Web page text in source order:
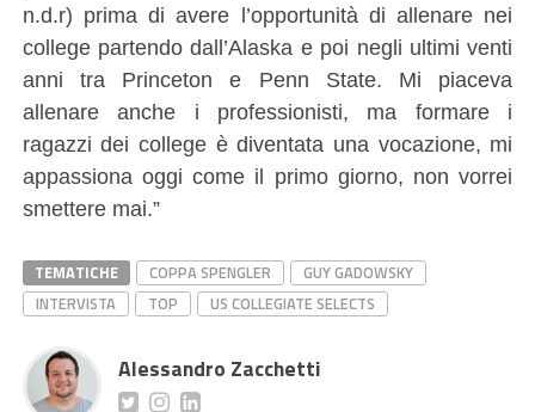
n.d.r) prima di avere l’opportunità di allenare nei
college partendo dall’Alaska e poi negli ultimi venti
anni tra Princeton e Penn State. Mi piaceva
allenare anche i professionisti, ma formare i
ragazzi dei college è diventata una vocazione, mi
appassiona oggi come il primo giorno, non vorrei
smettere mai.”
TEMATICHE COPPA SPENGLER
GUY GADOWSKY
INTERVISTA
TOP US COLLEGIATE SELECTS
Alessandro Zacchetti